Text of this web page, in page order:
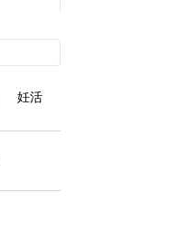
妊活